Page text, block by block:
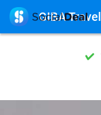
 GIBA Travel